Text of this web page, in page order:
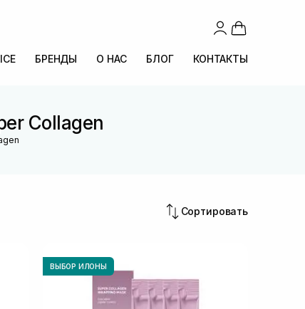
БРЕНДЫ О НАС БЛОГ КОНТАКТЫ
Collagen
Сортировать
ВЫБОР ИЛОНЫ